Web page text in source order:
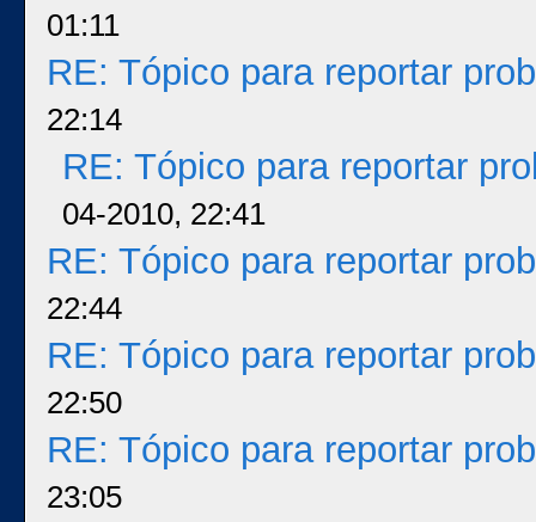
01:11
RE: Tópico para reportar
22:14
RE: Tópico para reportar
04-2010, 22:41
RE: Tópico para reportar
22:44
RE: Tópico para reportar
22:50
RE: Tópico para reportar
23:05